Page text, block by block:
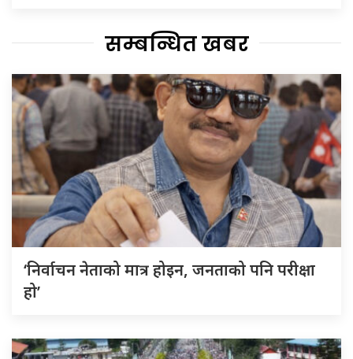
सम्बन्धित खबर
‘निर्वाचन नेताको मात्र होइन, जनताको पनि परीक्षा
हो’